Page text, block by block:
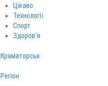
Цікаво
Технології
Спорт
Здоров‘я
Краматорськ
Регіон